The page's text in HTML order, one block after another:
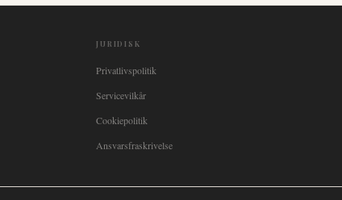
JURIDISK
Privatlivspolitik
Servicevilkår
Cookiepolitik
Ansvarsfraskrivelse